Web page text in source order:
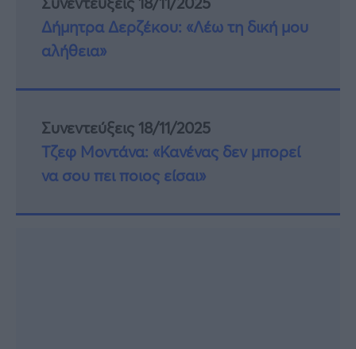
Δήμητρα Δερζέκου: «Λέω τη δική μου
αλήθεια»
Συνεντεύξεις 18/11/2025
Τζεφ Μοντάνα: «Κανένας δεν μπορεί
να σου πει ποιος είσαι»